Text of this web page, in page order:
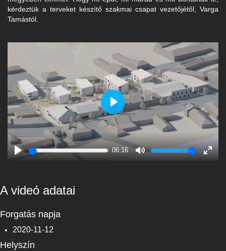
kérdeztük a terveket készítő szakmai csapat vezetőjétől, Varga
Tamástól.
06:16
Mute
Enter
Play
A videó adatai
Forgatás napja
2020-11-12
Helyszín